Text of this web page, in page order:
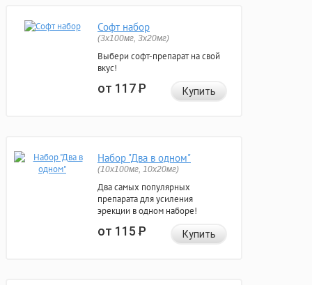
Софт набор
(3x100мг, 3x20мг)
Выбери софт-препарат на свой
вкус!
от 117Р Купить
Набор "Два в одном"
(10x100мг, 10x20мг)
Два самых популярных
препарата для усиления
эрекции в одном наборе!
от 115Р Купить